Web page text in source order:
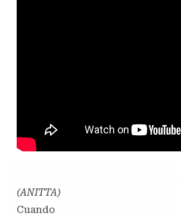
(ANITTA)
Cuando